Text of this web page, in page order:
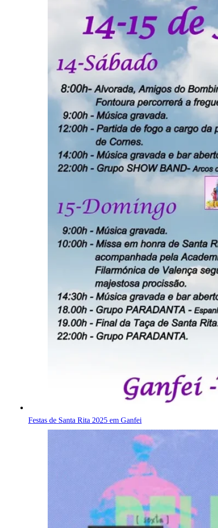
Festas de Santa Rita 2025 em Ganfei